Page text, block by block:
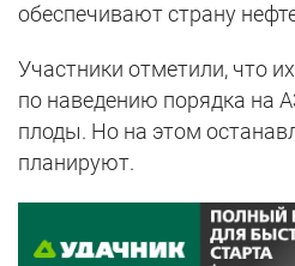
обеспечивают страну
Участники отметили, что
по наведению порядка на
плоды. Но на этом
планируют.